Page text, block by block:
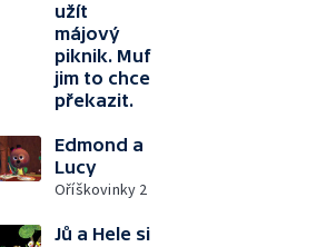
užít
májový
piknik. Muf
jim to chce
překazit.
Edmond a
Lucy
Oříškovinky 2
Jů a Hele si